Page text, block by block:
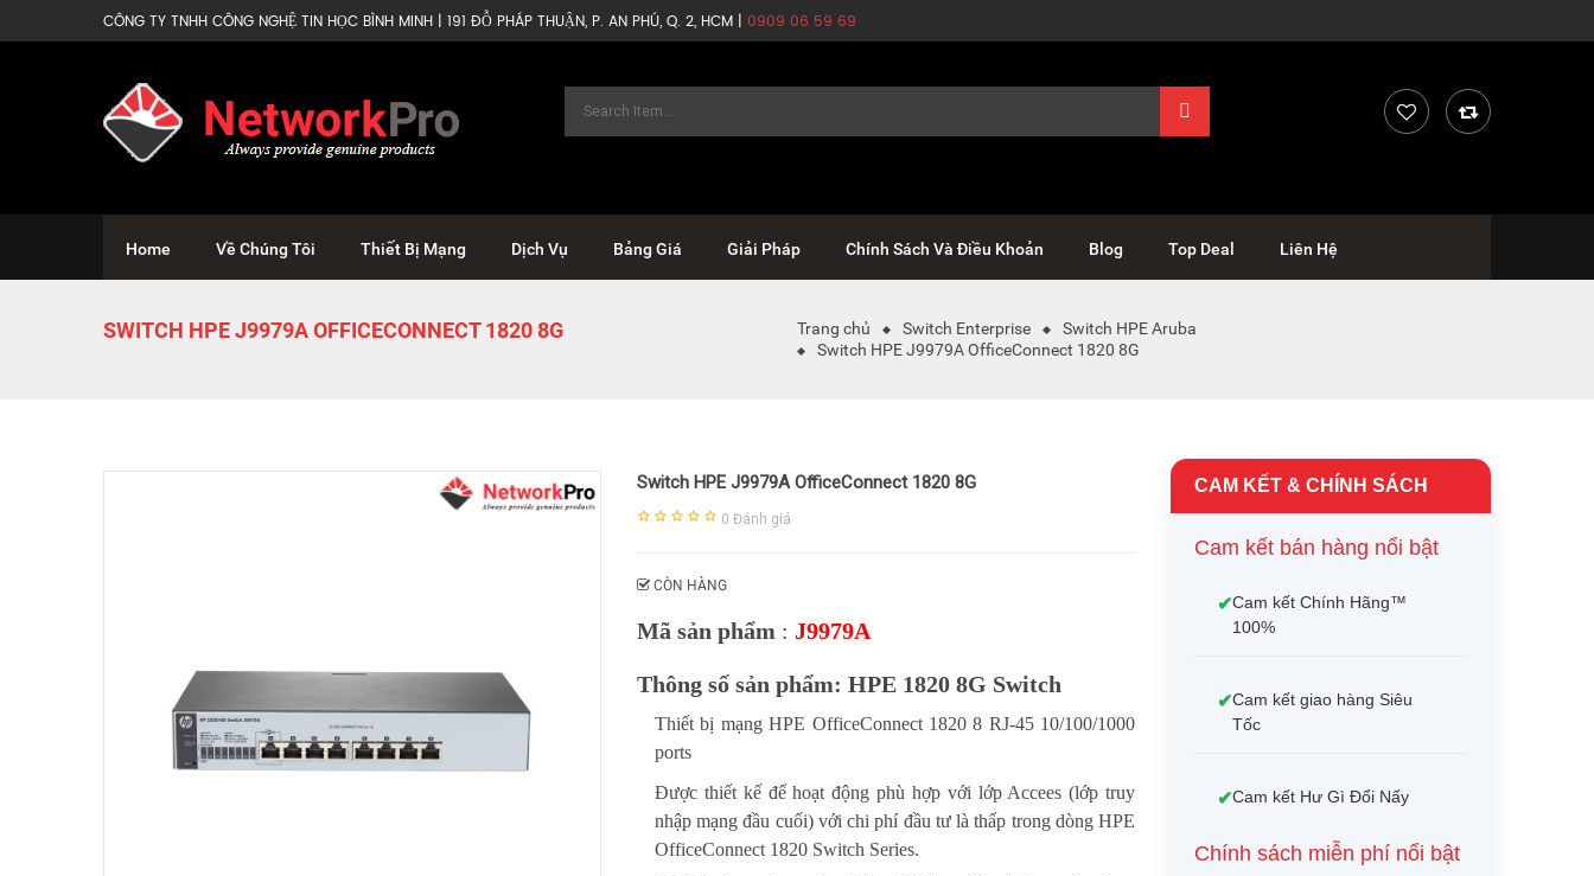
CÔNG TY TNHH CÔNG NGHỆ TIN HỌC BÌNH MINH | 191 ĐỖ PHÁP THUẬN, P. AN PHÚ, Q. 2, HCM | 0909 06 59 69
Home Về Chúng Tôi Thiết Bị Mạng Dịch Vụ Bảng Giá Giải Pháp Chính Sách Và Điều Khoản Blog Top Deal Liên Hệ
SWITCH HPE J9979A OFFICECONNECT 1820 8G Trang chủ Switch Enterprise
Switch HPE Aruba
Switch HPE J9979A OfficeConnect 1820 8G
Switch HPE J9979A OfficeConnect 1820 8G
0 Đánh giá
CÒN HÀNG
Mã sản phẩm : J9979A
Thông số sản phẩm: HPE 1820 8G Switch
Thiết bị mạng HPE OfficeConnect 1820 8 RJ-45 10/100/1000
ports
Được thiết kế để hoạt động phù hợp với lớp Accees (lớp truy
nhập mạng đầu cuối) với chi phí đầu tư là thấp trong dòng HPE
OfficeConnect 1820 Switch Series.
CAM KẾT & CHÍNH SÁCH
Cam kết bán hàng nổi bật
Cam kết Chính Hãng™
100%
Cam kết giao hàng Siêu
Tốc
Cam kết Hư Gì Đổi Nấy
Chính sách miễn phí nổi bật